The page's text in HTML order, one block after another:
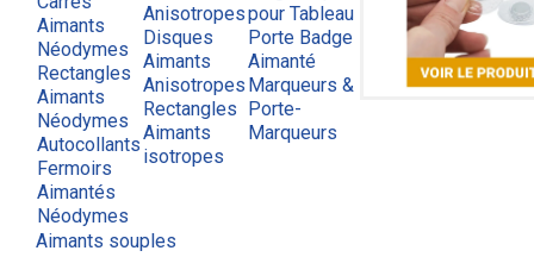
Aimants
Néodymes
Rectangles
Aimants
Néodymes
Autocollants
Fermoirs
Aimantés
Néodymes
Anisotropes
Disques
Aimants
Anisotropes
Rectangles
Aimants
isotropes
pour Tableau
Porte Badge
Aimanté
Marqueurs &
Porte-
Marqueurs
Aimants souples